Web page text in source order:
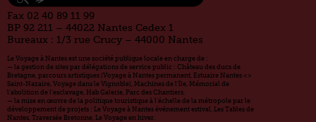
Fax 02 40 89 11 99
BP 92 211 – 44022 Nantes Cedex 1
Bureaux : 1/3 rue Crucy – 44000 Nantes
Le Voyage à Nantes est une société publique locale en charge de :
— la gestion de sites par délégations de service public : Château des ducs de
Bretagne, parcours artistiques (Voyage à Nantes permanent, Estuaire Nantes <>
Saint-Nazaire, Voyage dans le Vignoble), Machines de l’île, Mémorial de
l’abolition de l’esclavage, Hab Galerie, Parc des Chantiers.
— la mise en œuvre de la politique touristique à l’échelle de la métropole par le
développement de projets : Le Voyage à Nantes événement estival, Les Tables de
Nantes, Traversée Bretonne, Le Voyage en hiver.